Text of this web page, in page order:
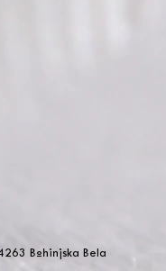
Bohinjska Bela